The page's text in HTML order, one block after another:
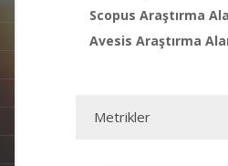
Scopus Araştırma
Avesis Araştırma
Metrikler